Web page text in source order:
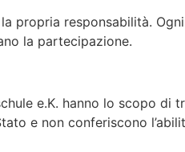
propria responsabilità.
la partecipazione.
e.K. hanno lo scopo di
e non conferiscono